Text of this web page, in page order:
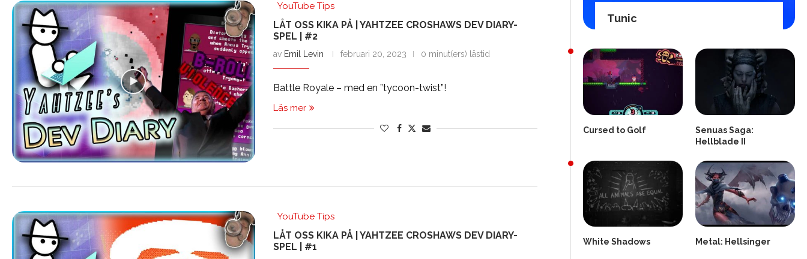
YouTube Tips
LÅT OSS KIKA PÅ | YAHTZEE CROSHAWS DEV DIARY-
SPEL | #2
av Emil Levin februari 20, 2023 0 minut(ers) lästid
Battle Royale – med en ”tycoon-twist”!
Läs mer
YouTube Tips
LÅT OSS KIKA PÅ | YAHTZEE CROSHAWS DEV DIARY-
SPEL | #1
Tunic
Cursed to Golf
Senuas Saga:
Hellblade II
White Shadows Metal: Hellsinger